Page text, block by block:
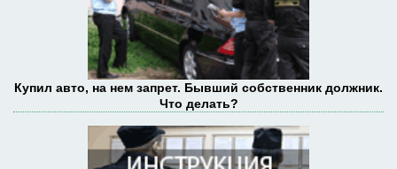
Купил авто, на нем запрет. Бывший собственник должник.
Что делать?